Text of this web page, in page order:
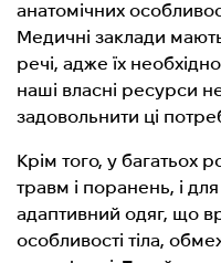
анатомічних
Медичні заклади
речі, адже їх
наші власні ресурси
задовольнити ці
Крім того, у багатьох
травм і поранень, і
адаптивнийодяг, що
особливості тіла,